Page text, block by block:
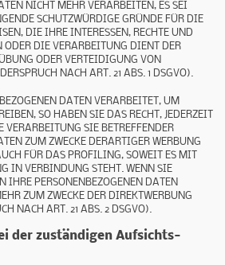
NICHT MEHR VERARBEITEN, ES SEI
SCHUTZWÜRDIGE GRÜNDE FÜR DIE
DIE IHRE INTERESSEN, RECHTE UND
ODER DIE VERARBEITUNG DIENT DER
ODER VERTEIDIGUNG VON
NACH ART. 21 ABS. 1 DSGVO).
DATEN VERARBEITET, UM
SO HABEN SIE DAS RECHT, JEDERZEIT
VERARBEITUNG SIE BETREFFENDER
ZUM ZWECKE DERARTIGER WERBUNG
FÜR DAS PROFILING, SOWEIT ES MIT
IN VERBINDUNG STEHT. WENN SIE
IHRE PERSONENBEZOGENEN DATEN
ZUM ZWECKE DER DIREKTWERBUNG
NACH ART. 21 ABS. 2 DSGVO).
der zuständigen Aufsichts­